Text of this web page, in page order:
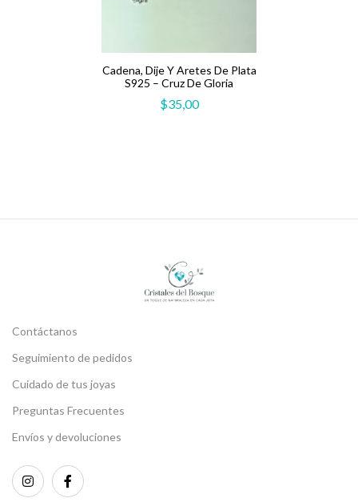
Cadena, Dije Y Aretes De Plata
S925 – Cruz De Gloria
$35,00
Contáctanos
Seguimiento de pedidos
Cuidado de tus joyas
Preguntas Frecuentes
Envíos y devoluciones